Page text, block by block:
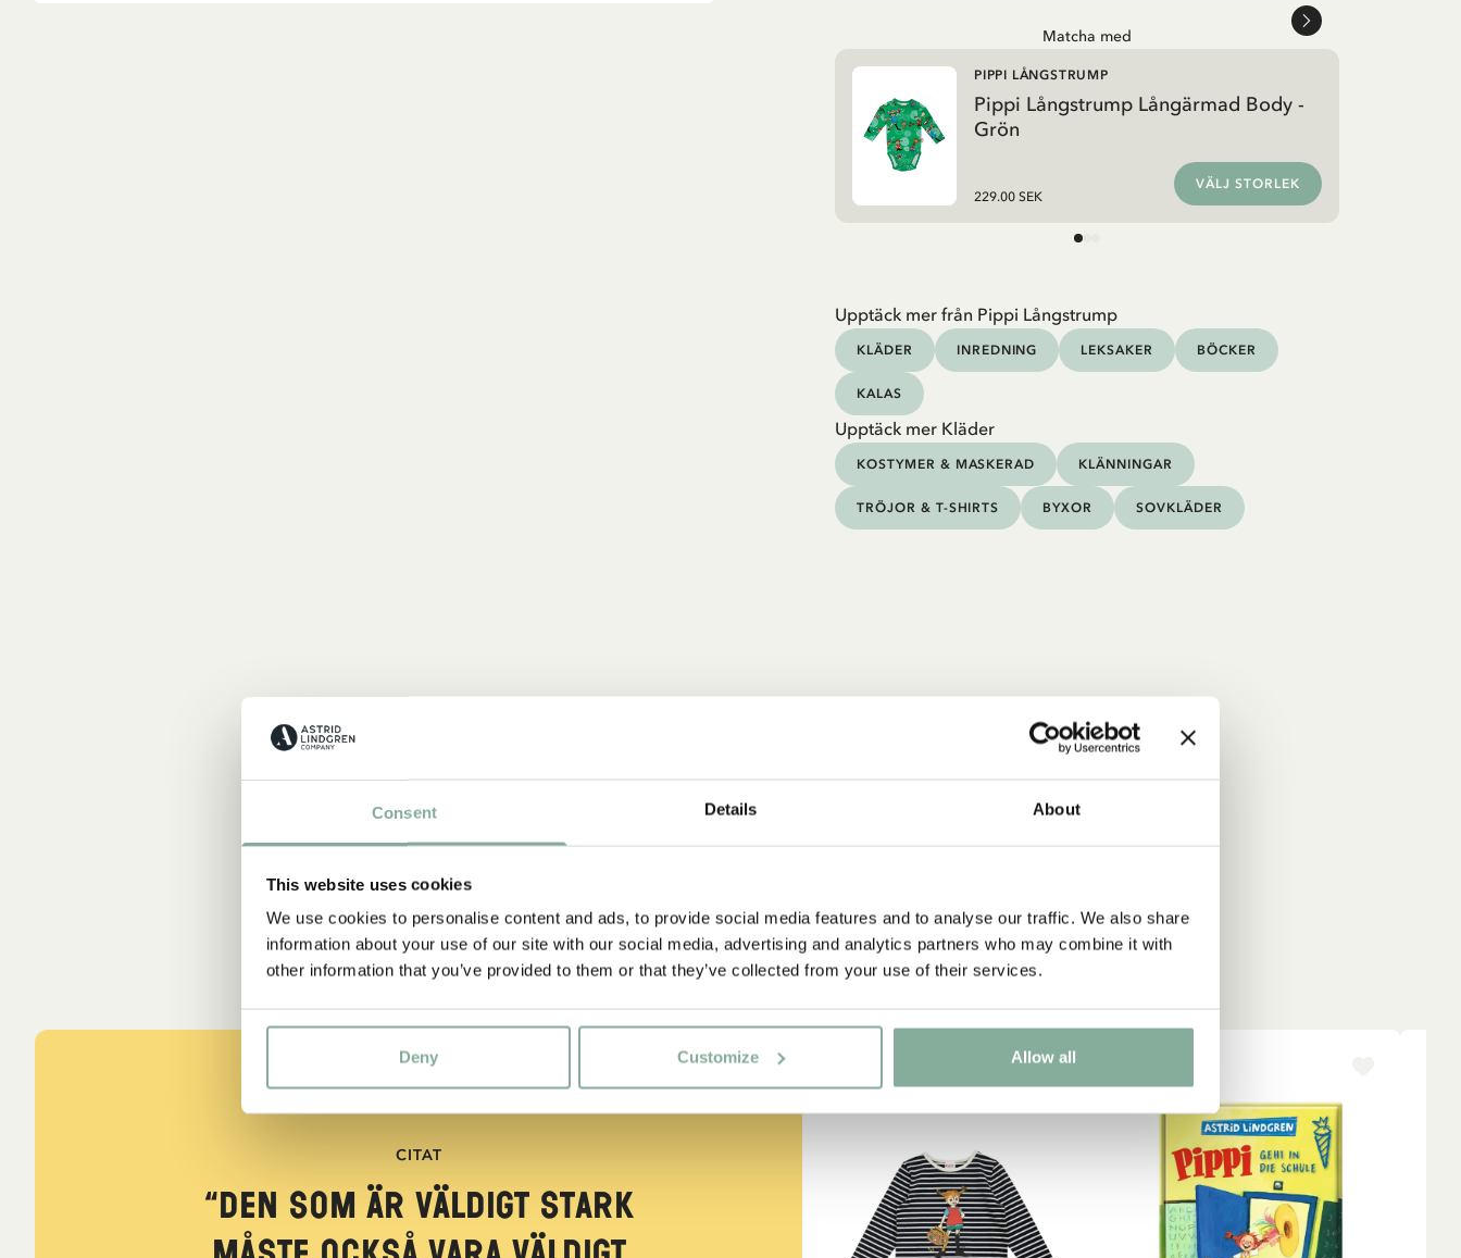
Consent Details About
This website uses cookies
We use cookies to personalise content and ads, to provide social media features and to analyse our traffic. We also share
information about your use of our site with our social media, advertising and analytics partners who may combine it with
other information that you’ve provided to them or that they’ve collected from your use of their services.
Deny Customize Allow all
Matcha med
Pippi Långstrump Långärmad Body -
Grön
PIPPI LÅNGSTRUMP
229.00 SEK
VÄLJ STORLEK
Upptäck mer från Pippi Långstrump
KLÄDER INREDNING LEKSAKER BÖCKER
KALAS
Upptäck mer Kläder
KOSTYMER & MASKERAD KLÄNNINGAR
TRÖJOR & T-SHIRTS BYXOR SOVKLÄDER
CITAT
“Den som är väldigt stark